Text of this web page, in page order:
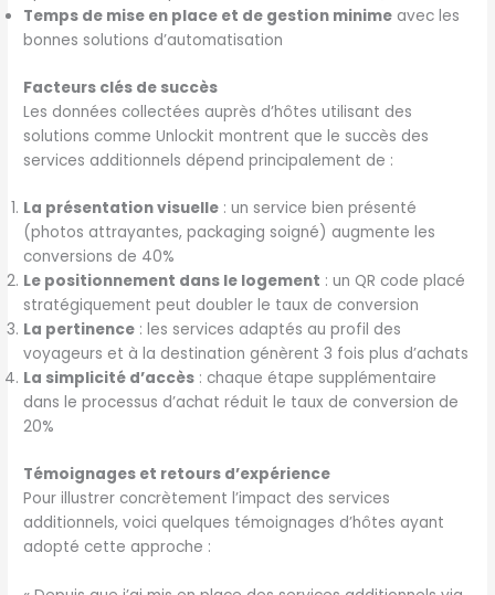
Temps de mise en place et de gestion minime avec les
bonnes solutions d’automatisation
Facteurs clés de succès
Les données collectées auprès d’hôtes utilisant des
solutions comme Unlockit montrent que le succès des
services additionnels dépend principalement de :
La présentation visuelle : un service bien présenté
(photos attrayantes, packaging soigné) augmente les
conversions de 40%
Le positionnement dans le logement : un QR code placé
stratégiquement peut doubler le taux de conversion
La pertinence : les services adaptés au profil des
voyageurs et à la destination génèrent 3 fois plus d’achats
La simplicité d’accès : chaque étape supplémentaire
dans le processus d’achat réduit le taux de conversion de
20%
Témoignages et retours d’expérience
Pour illustrer concrètement l’impact des services
additionnels, voici quelques témoignages d’hôtes ayant
adopté cette approche :